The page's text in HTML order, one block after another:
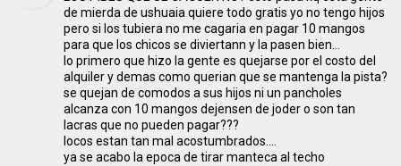
de mierda de ushuaia quiere todo gratis yo no tengo hijos
pero si los tubiera no me cagaria en pagar 10 mangos
para que los chicos se diviertann y la pasen bien...
lo primero que hizo la gente es quejarse por el costo del
alquiler y demas como querian que se mantenga la pista?
se quejan de comodos a sus hijos ni un pancholes
alcanza con 10 mangos dejensen de joder o son tan
lacras que no pueden pagar???
locos estan tan mal acostumbrados....
ya se acabo la epoca de tirar manteca al techo